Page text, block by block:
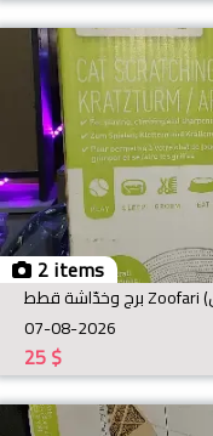
2 items
07-08-2026
$
25